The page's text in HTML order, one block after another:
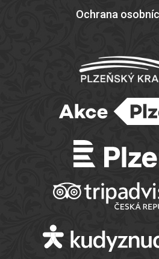
Ochrana